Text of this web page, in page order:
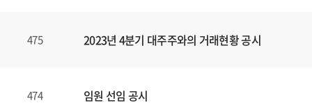
475 2023년 4분기 대주주와의 거래현황 공시
474 임원 선임 공시